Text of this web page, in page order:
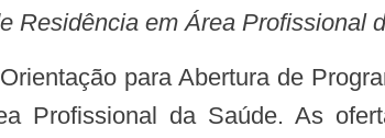
Residência em Área Profissional
Profissional da Saúde. As